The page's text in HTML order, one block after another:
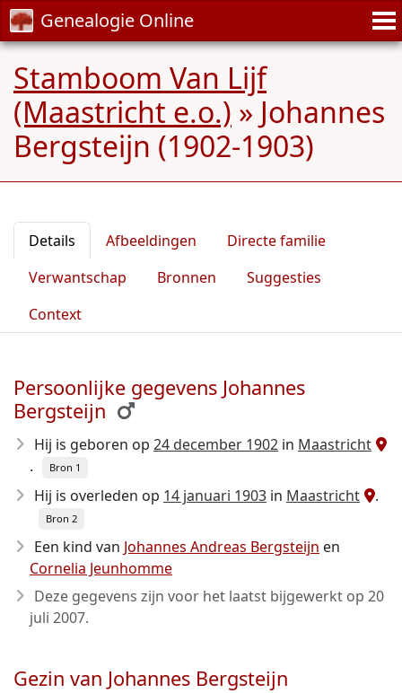
Genealogie Online
Stamboom Van Lijf
(Maastricht e.o.) » Johannes
Bergsteijn (1902-1903)
Details Afbeeldingen
Directe familie
Verwantschap
Bronnen
Suggesties
Context
Persoonlijke gegevens Johannes
Bergsteijn
Hij is geboren op 24 december 1902 in Maastricht
.
Bron 1
Hij is overleden op 14 januari 1903 in Maastricht .
Bron 2
Een kind van Johannes Andreas Bergsteijn en
Cornelia Jeunhomme
Deze gegevens zijn voor het laatst bijgewerkt op 20
juli 2007.
Gezin van Johannes Bergsteijn